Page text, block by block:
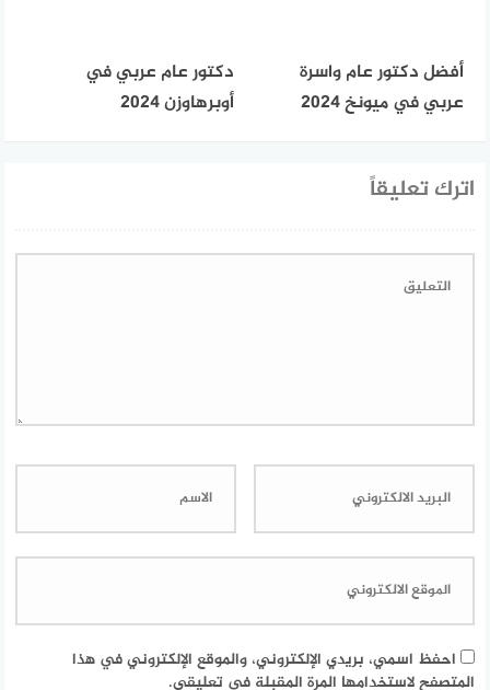
أفضل دكتور عام واسرة
عربي في ميونخ 2024
دكتور عام عربي في
أوبرهاوزن 2024
اترك تعليقاً
احفظ اسمي، بريدي الإلكتروني، والموقع الإلكتروني في هذا
المتصفح لاستخدامها المرة المقبلة في تعليقي.